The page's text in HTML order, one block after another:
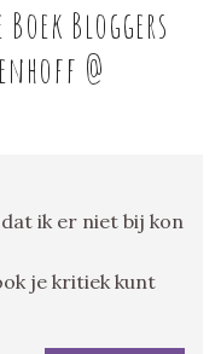
Boek Bloggers
@
ik er niet bij kon
je kritiek kunt